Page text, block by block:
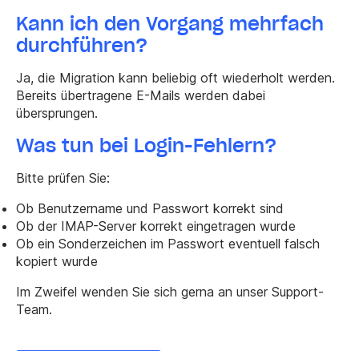
Kann ich den Vorgang mehrfach
durchführen?
Ja, die Migration kann beliebig oft wiederholt werden.
Bereits übertragene E-Mails werden dabei
übersprungen.
Was tun bei Login-Fehlern?
Bitte prüfen Sie:
Ob Benutzername und Passwort korrekt sind
Ob der IMAP-Server korrekt eingetragen wurde
Ob ein Sonderzeichen im Passwort eventuell falsch
kopiert wurde
Im Zweifel wenden Sie sich gerna an unser Support-
Team.